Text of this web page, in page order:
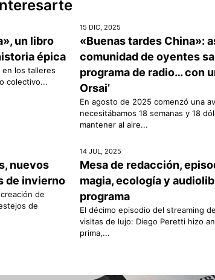
un libro
épica
los talleres
colectivo...
15 DIC, 2025
«Buenas tardes China»:
comunidad de oyentes
programa de radio… con
Orsai’
En agosto de 2025 comenzó una
necesitábamos 18 semanas y 18
mantener al aire...
nuevos
de invierno
de
de
14 JUL, 2025
Mesa de redacción,
magia, ecología y
programa
El décimo episodio del streaming
visitas de lujo: Diego Peretti hizo
prima,...